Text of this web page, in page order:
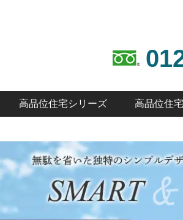
高品位住宅シリーズ 高品位住